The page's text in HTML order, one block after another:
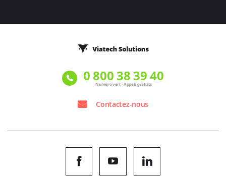
0 800 38 39 40
Numéro vert - Appels gratuits
Contactez-nous